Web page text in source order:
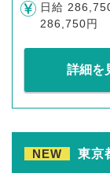
日給
286,750円
詳細を
NEW 東京